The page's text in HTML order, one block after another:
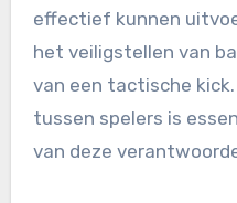
effectief kunnen
het veiligstellen van
van een tactische
tussen spelers is
van deze